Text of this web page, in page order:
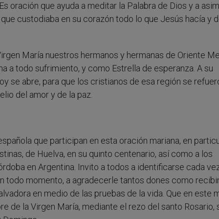
oración que ayuda a meditar la Palabra de Dios y a
custodiaba en su corazón todo lo que Jesús hacía y
María nuestros hermanos y hermanas de Oriente
a todo sufrimiento, y como Estrella de esperanza. A su
se abre, para que los cristianos de esa región se
del amor y de la paz.
que participan en esta oración mariana, en
de Huelva, en su quinto centenario, así como a los
en Argentina. Invito a todos a identificarse cada
todo momento, a agradecerle tantos dones como
en medio de las pruebas de la vida. Que en este
de la Virgen María, mediante el rezo del santo Rosario,